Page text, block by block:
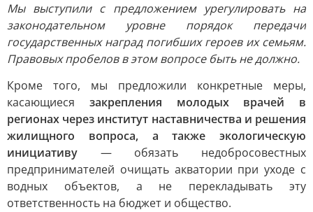
Мы выступили с предложением урегулировать на
законодательном уровне порядок передачи
государственных наград погибших героев их семьям.
Правовых пробелов в этом вопросе быть не должно.
Кроме того, мы предложили конкретные меры,
касающиеся закрепления молодых врачей в
регионах через институт наставничества и решения
жилищного вопроса, а также экологическую
инициативу — обязать недобросовестных
предпринимателей очищать акватории при уходе с
водных объектов, а не перекладывать эту
ответственность на бюджет и общество.